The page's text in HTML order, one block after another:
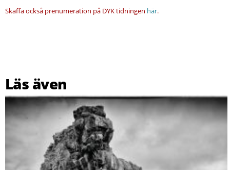
Skaffa också prenumeration på DYK tidningen här.
Läs även